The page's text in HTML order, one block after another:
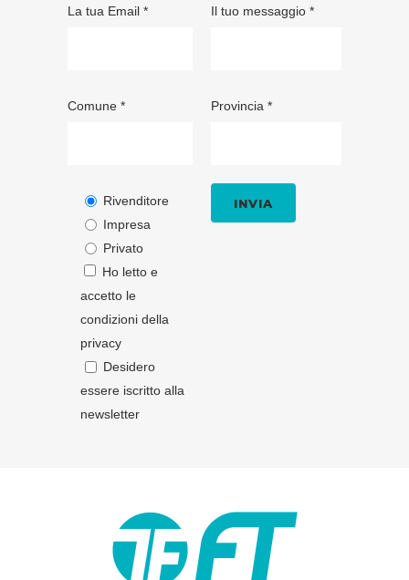
La tua Email *
Comune *
Rivenditore
Impresa
Privato
Ho letto e
accetto le
condizioni della
privacy
Desidero
essere iscritto alla
newsletter
Il tuo messaggio *
Provincia *